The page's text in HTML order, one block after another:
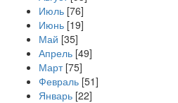
Июль [76]
Июнь [19]
Май [35]
Апрель [49]
Март[75]
Февраль [51]
Январь [22]